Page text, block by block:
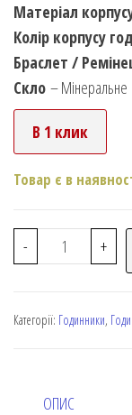
Матеріал
Колір корпусу
Браслет /
Скло – Мінеральне
В 1 клик
Товар є в
- +
Категорії: Годинники,
ОПИС